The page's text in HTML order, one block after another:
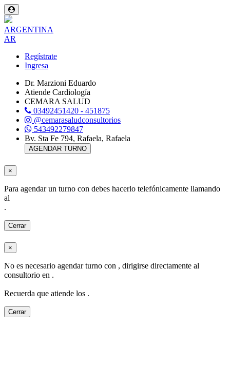
ARGENTINA
AR
Regístrate
Ingresa
Dr. Marzioni Eduardo
Atiende Cardiología
CEMARA SALUD
03492451420 - 451875
@cemarasaludconsultorios
543492279847
Bv. Sta Fe 794, Rafaela, Rafaela
AGENDAR TURNO
×
Para agendar un turno con debes hacerlo telefónicamente llamando
al
.
Cerrar
×
No es necesario agendar turno con , dirigirse directamente al
consultorio en .
Recuerda que atiende los .
Cerrar